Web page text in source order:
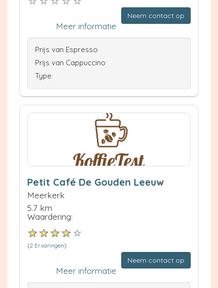
Neem contact op
Meer informatie
Prijs van Espresso
Prijs van Cappuccino
Type
Petit Café De Gouden Leeuw
Meerkerk
5.7 km
Waardering:
(2 Ervaringen)
Neem contact op
Meer informatie